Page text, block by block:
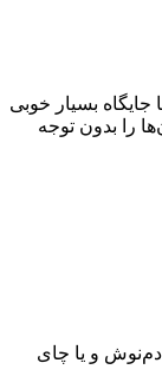
بسیار خوبی
را بدون توجه
و یا چای